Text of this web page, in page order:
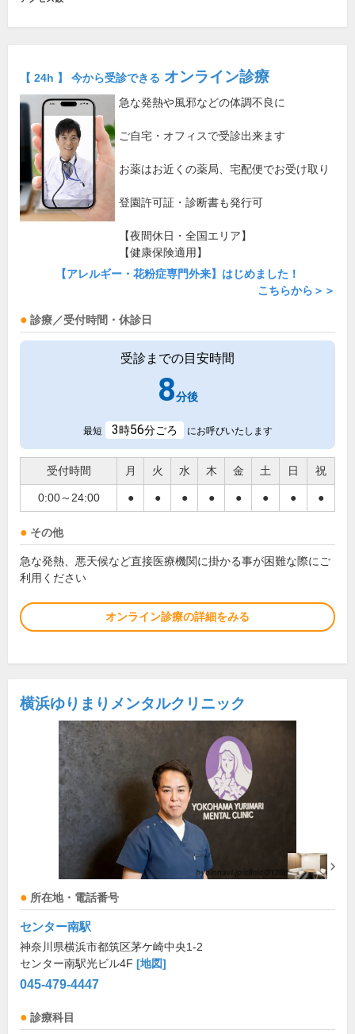
【 24h 】 今から受診できる オンライン診療
急な発熱や風邪などの体調不良に
ご自宅・オフィスで受診出来ます
お薬はお近くの薬局、宅配便でお受け取り
登園許可証・診断書も発行可
【夜間休日・全国エリア】
【健康保険適用】
【アレルギー・花粉症専門外来】はじめました！
こちらから＞＞
診療／受付時間・休診日
受診までの目安時間
8分後
最短 3時56分ごろ にお呼びいたします
受付時間 月 火 水 木 金 土 日 祝
0:00～24:00 ● ● ● ● ● ● ● ●
その他
急な発熱、悪天候など直接医療機関に掛かる事が困難な際にご
利用ください
オンライン診療の詳細をみる
横浜ゆりまりメンタルクリニック
所在地・電話番号
センター南駅
神奈川県横浜市都筑区茅ケ崎中央1-2
センター南駅光ビル4F [地図]
045-479-4447
診療科目